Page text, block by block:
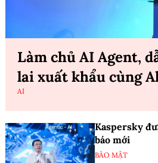
Làm chủ AI Agent,
lai xuất khẩu cùng
AI
Kaspersky
báo mới
BẢO MẬT